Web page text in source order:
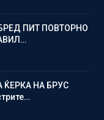
ПИТ ПОВТОРНО
НА БРУС